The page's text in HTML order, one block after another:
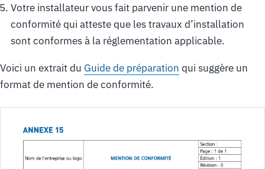
Votre installateur vous fait parvenir une mention de
conformité qui atteste que les travaux d’installation
sont conformes à la réglementation applicable.
Voici un extrait du Guide de préparation qui suggère un
format de mention de conformité.